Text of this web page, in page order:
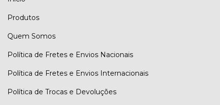
Produtos
Quem Somos
Política de Fretes e Envios Nacionais
Política de Fretes e Envios Internacionais
Política de Trocas e Devoluções